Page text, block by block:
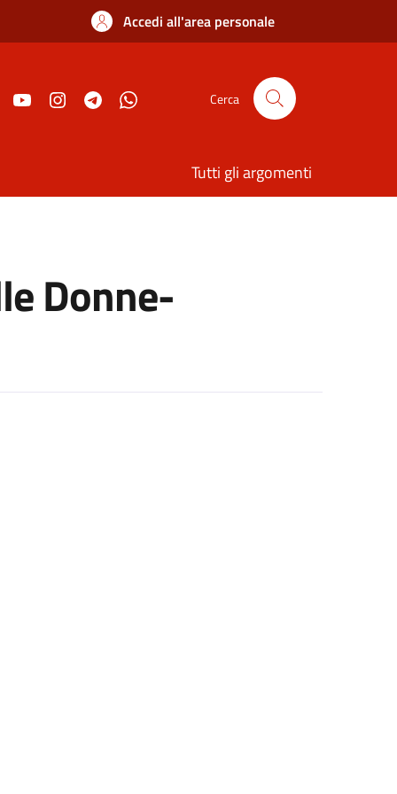
Accedi all'area personale
Cerca
Tutti gli argomenti
Donne-